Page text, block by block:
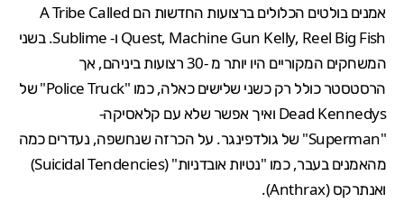
אמנים בולטים הכלולים ברצועות החדשות הם A Tribe Called
Quest, Machine Gun Kelly, Reel Big Fish ו- Sublime. בשני
המשחקים המקוריים היו יותר מ -30 רצועות ביניהם, אך
הרסטסטר כולל רק כשני שלישים כאלה, כמו "Police Truck" של
Dead Kennedys ואיך אפשר שלא עם קלאסיקה-
"Superman" של גולדפינגר. על הכרזה שנחשפה, נעדרים כמה
מהאמנים בעבר, כמו "נטיות אובדניות
" (Suicidal Tendencies)
ואנתרקס (Anthrax).